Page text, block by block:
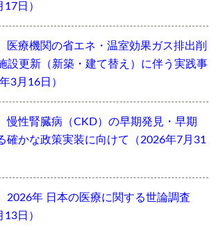
17日）
医療機関の省エネ・温室効果ガス排出削
設更新（新築・建て替え）に伴う実践事
3月16日）
慢性腎臓病（CKD）の早期発見・早期
確かな政策実装に向けて（2026年7月31
2026年 日本の医療に関する世論調査
13日）